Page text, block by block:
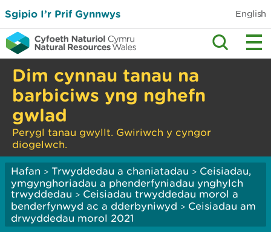
Sgipio I’r Prif Gynnwys English
Dim cynnau tanau na
barbiciws yng nghefn
gwlad
Perygl tanau gwyllt. Gwiriwch y cyngor
diogelwch.
Hafan > Trwyddedau a chaniatadau > Ceisiadau,
ymgynghoriadau a phenderfyniadau ynghylch
trwyddedau > Ceisiadau trwyddedau morol a
benderfynwyd ac a dderbyniwyd > Ceisiadau am
drwyddedau morol 2021